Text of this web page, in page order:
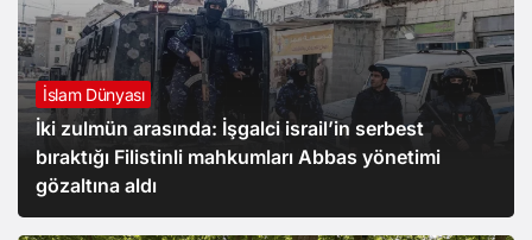
İslam Dünyası
İki zulmün arasında: İşgalci israil’in serbest
bıraktığı Filistinli mahkumları Abbas yönetimi
gözaltına aldı